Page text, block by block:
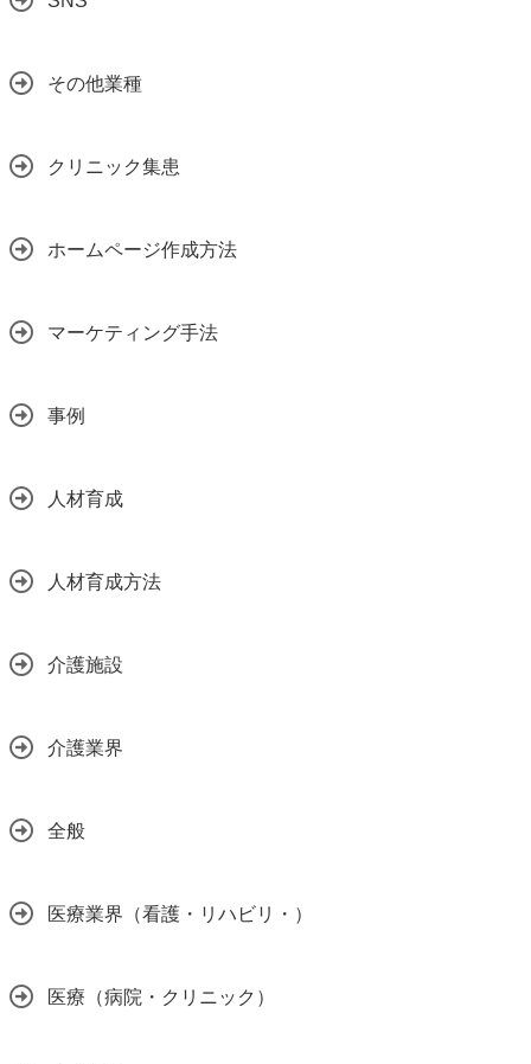
その他業種
クリニック集患
ホームページ作成方法
マーケティング手法
事例
人材育成
人材育成方法
介護施設
介護業界
全般
医療業界（看護・リハビリ・）
医療（病院・クリニック）